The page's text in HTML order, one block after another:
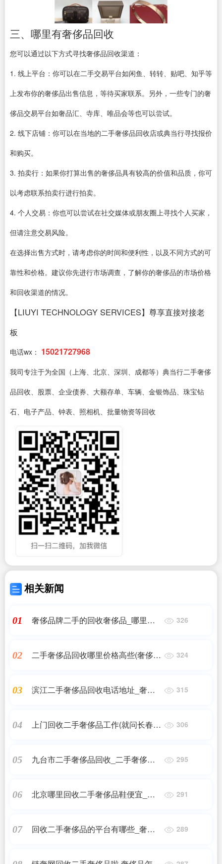
三、哪里有奢侈品回收
您可以通过以下方式寻找奢侈品回收渠道：
1. 线上平台：你可以在二手交易平台如闲鱼、转转、贴吧、知乎等
上发布你的奢侈品出售信息，等待买家联系。另外，一些专门的奢
侈品交易平台如奢品汇、寺库、唯品会等也可以尝试。
2. 线下店铺：你可以在当地的二手奢侈品回收店或典当行寻找报价
和购买。
3. 拍卖行：如果你打算出售的奢侈品具有较高的价值和品质，你可
以考虑联系拍卖行进行拍卖。
4. 个人交易：你也可以尝试在社交媒体或朋友圈上寻找个人买家，
但请注意交易风险。
在选择出售方式时，请考虑你的时间和便利性，以及不同方式的可
靠性和价格。建议你先进行市场调查，了解你的奢侈品的市场价格
和回收渠道的情况。
【LIUYI TECHNOLOGY SERVICES】尊享直接对接老
板
电话wx： 15021727968
我司专注于为全国（上海、北京、深圳、成都等）典当行二手奢侈
品回收、股票、企业债券、大额存单、车辆、金银饰品、珠宝钻
石、电子产品、钟表、照相机、批量物资等回收
相关新闻
01
奢侈品牌二手的回收奢侈品_哪里有
326
02
二手奢侈品回收哪里价格高些(奢侈品
324
03
滨江二手奢侈品回收电话地址_奢侈
315
04
上门回收二手奢侈品工作(就问长春哪
306
05
九台市二手奢侈品回收_二手奢侈品
295
06
北京哪里回收二手奢侈品鞋便宜_奢
291
07
回收二手奢侈品的平台有哪些_奢侈
289